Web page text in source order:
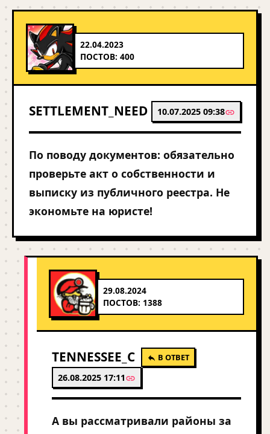
22.04.2023
ПОСТОВ: 400
SETTLEMENT_NEED 10.07.2025 09:38
По поводу документов: обязательно
проверьте акт о собственности и
выписку из публичного реестра. Не
экономьте на юристе!
29.08.2024
ПОСТОВ: 1388
TENNESSEE_C В ОТВЕТ
26.08.2025 17:11
А вы рассматривали районы за